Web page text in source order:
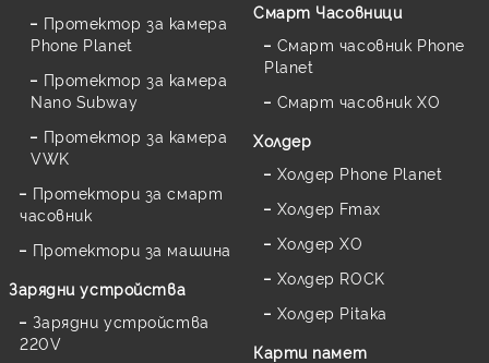
Протектор за камера
Phone Planet
Протектор за камера
Nano Subway
Протектор за камера
VWK
Протектори за смарт
часовник
Протектори за машина
Зарядни устройства
Зарядни устройства
220V
Смарт Часовници
Смарт часовник Phone
Planet
Смарт часовник XO
Холдер
Холдер Phone Planet
Холдер Fmax
Холдер XO
Холдер ROCK
Холдер Pitaka
Карти памет